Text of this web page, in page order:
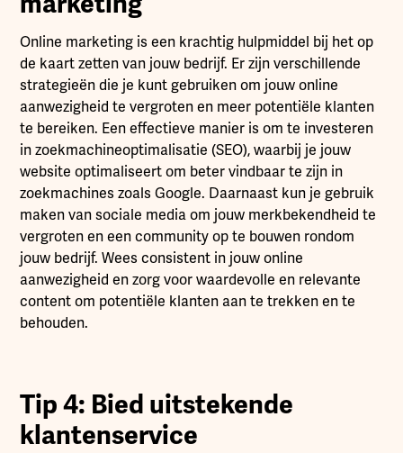
Online marketing is een krachtig hulpmiddel bij het op
de kaart zetten van jouw bedrijf. Er zijn verschillende
strategieën die je kunt gebruiken om jouw online
aanwezigheid te vergroten en meer potentiële klanten
te bereiken. Een effectieve manier is om te investeren
in zoekmachineoptimalisatie (SEO), waarbij je jouw
website optimaliseert om beter vindbaar te zijn in
zoekmachines zoals Google. Daarnaast kun je gebruik
maken van sociale media om jouw merkbekendheid te
vergroten en een community op te bouwen rondom
jouw bedrijf. Wees consistent in jouw online
aanwezigheid en zorg voor waardevolle en relevante
content om potentiële klanten aan te trekken en te
behouden.
Tip 4: Bied uitstekende
klantenservice